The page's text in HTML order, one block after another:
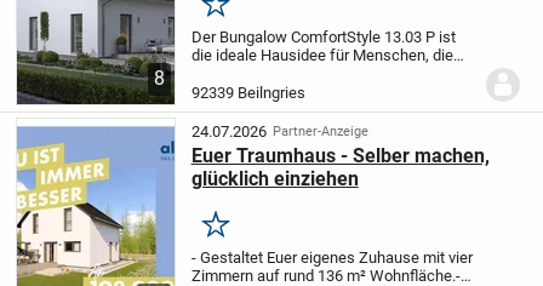
8
Merken
Der Bungalow ComfortStyle 13.03 P ist
die ideale Hausidee für Menschen, die
den rund 138 m² Nettogrundfläche zudem
noch genügend Optionen für
individuelles...
92339 Beilngries
24.07.2026 Partner-Anzeige
Euer Traumhaus - Selber machen,
glücklich einziehen
Merken
- Gestaltet Euer eigenes Zuhause mit vier
Zimmern auf rund 136 m² Wohnfläche.-